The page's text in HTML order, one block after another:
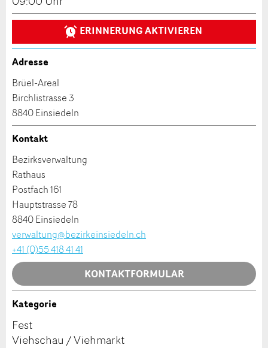
Allgemeines Feedback
Anzeige nicht mehr gültig
Anzeige unvollständig
Nachricht
* Eingabe erforderlich
Zur Qualitätssicherung wird eine Kopie der E-Mail
an guidle übermittelt.
NACHRICHT SENDEN
* Eingabe erforderlich
ANZEIGE WEITEREMPFEHLEN
Schliessen
Anzahl der Teilnehmer *:
Vorname / Nachname *:
Firma / Organisation:
PLZ / Ort *:
E-Mail *:
Telefon *:
ERINNERUNG AKTIVIEREN
Adresse
Brüel-Areal
Birchlistrasse 3
8840 Einsiedeln
Kontakt
Bezirksverwaltung
Rathaus
Postfach 161
Hauptstrasse 78
8840 Einsiedeln
verwaltung@bezirkeinsiedeln.ch
+41 (0)55 418 41 41
KONTAKTFORMULAR
Kontakt
Kategorie
Fest
Viehschau / Viehmarkt